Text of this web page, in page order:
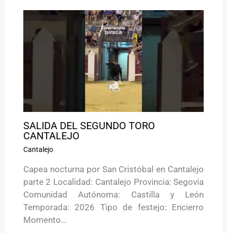
SALIDA DEL SEGUNDO TORO
CANTALEJO
Cantalejo
Capea nocturna por San Cristóbal en Cantalejo
parte 2 Localidad: Cantalejo Provincia: Segovia
Comunidad Autónoma: Castilla y León
Temporada: 2026 Tipo de festejo: Encierro
Momento…